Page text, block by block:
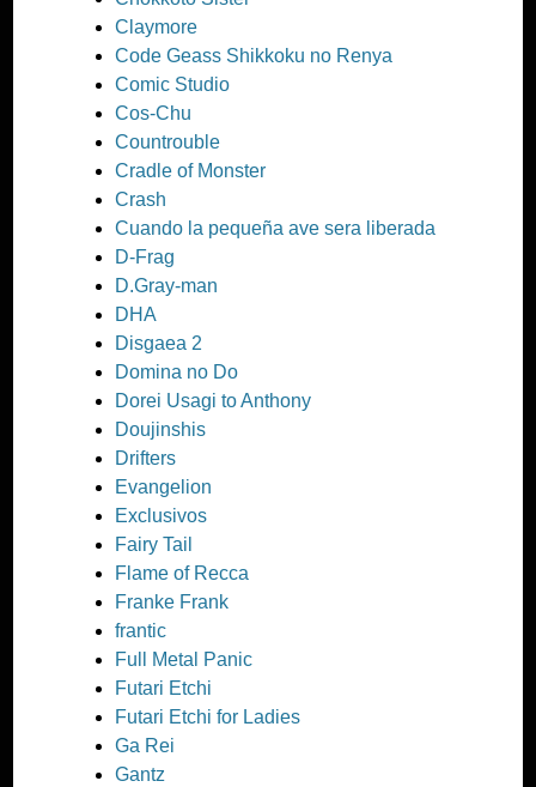
Claymore
Code Geass Shikkoku no Renya
Comic Studio
Cos-Chu
Countrouble
Cradle of Monster
Crash
Cuando la pequeña ave sera liberada
D-Frag
D.Gray-man
DHA
Disgaea 2
Domina no Do
Dorei Usagi to Anthony
Doujinshis
Drifters
Evangelion
Exclusivos
Fairy Tail
Flame of Recca
Franke Frank
frantic
Full Metal Panic
Futari Etchi
Futari Etchi for Ladies
Ga Rei
Gantz